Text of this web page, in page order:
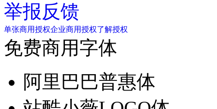
举报反馈
单张商用授权企业商用授权了解授权
免费商用字体
阿里巴巴普惠体